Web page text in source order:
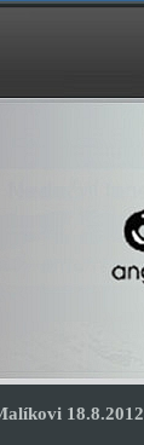
18.8.2012